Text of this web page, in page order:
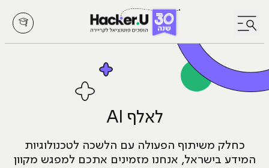
לחץ לפתיחת/סגירת תפריט
לאלף AI
כחלק משיתוף הפעולה עם הלשכה לטכנולוגיות
המידע בישראל, אנחנו מזמינים אתכם למפגש מקוון